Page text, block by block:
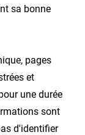
sa bonne
pages
et
une durée
sont
d'identifier